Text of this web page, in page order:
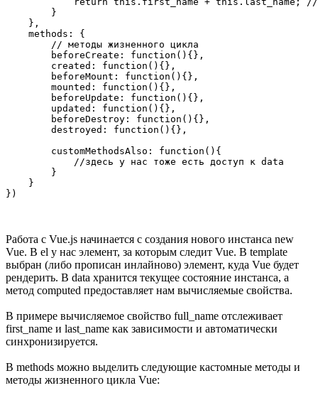
        }
    },
    methods: {
        // методы жизненного цикла
        beforeCreate: function(){},
        created: function(){},
        beforeMount: function(){},
        mounted: function(){},
        beforeUpdate: function(){},
        updated: function(){},
        beforeDestroy: function(){},
        destroyed: function(){},
        customMethodsAlso: function(){
            //здесь у нас тоже есть доступ к data
        }
    }
Работа с Vue.js начинается с создания нового инстанса new
Vue. В el у нас элемент, за которым следит Vue. В template
выбран (либо прописан инлайново) элемент, куда Vue будет
рендерить. В data хранится текущее состояние инстанса, а
метод computed предоставляет нам вычисляемые свойства.
В примере вычисляемое свойство full_name отслеживает
first_name и last_name как зависимости и автоматически
синхронизируется.
В methods можно выделить следующие кастомные методы и
методы жизненного цикла Vue: